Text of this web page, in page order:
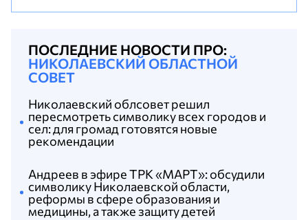
ПОСЛЕДНИЕ НОВОСТИ ПРО:
НИКОЛАЕВСКИЙ ОБЛАСТНОЙ
СОВЕТ
Андреев в эфире ТРК «МАРТ»: обсудили
символику Николаевской области,
реформы в сфере образования и
медицины, а также защиту детей
Николаевский облсовет решил
пересмотреть символику всех городов и
сел: для громад готовятся новые
рекомендации